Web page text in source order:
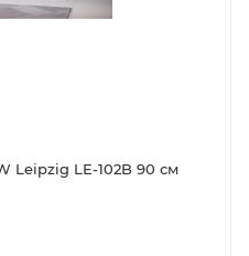
Leipzig LE-102B 90 см